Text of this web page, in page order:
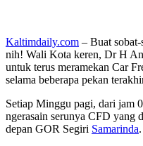
Kaltimdaily.com – Buat
nih! Wali Kota keren, Dr H
untuk terus meramekan Car
selama beberapa pekan
Setiap Minggu pagi, dari jam
ngerasain serunya CFD yang
depan GOR Segiri Samarinda.